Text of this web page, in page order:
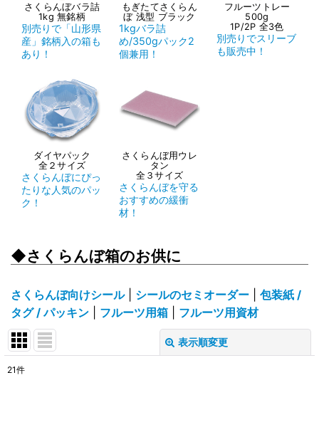
さくらんぼバラ詰
1kg 無銘柄
別売りで「山形県
産」銘柄入の箱も
あり！
もぎたてさくらん
ぼ 浅型 ブラック
1kgバラ詰
め/350gパック2
個兼用！
フルーツトレー
500g
1P/2P 全3色
別売りでスリーブ
も販売中！
ダイヤパック
全２サイズ
さくらんぼにぴっ
たりな人気のパッ
ク！
さくらんぼ用ウレ
タン
全３サイズ
さくらんぼを守る
おすすめの緩衝
材！
◆さくらんぼ箱のお供に
さくらんぼ向けシール| シールのセミオーダー
包装紙 /
タグ / パッキン
フルーツ用箱 フルーツ用資材
表示順変更
21件